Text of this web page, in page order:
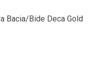
Bacia/Bide Deca Gold